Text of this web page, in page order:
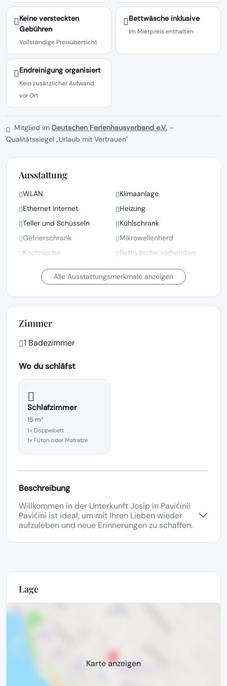
Keine versteckten
Gebühren
Vollständige Preisübersicht
Bettwäsche inklusive
Im Mietpreis enthalten
Endreinigung organisiert
Kein zusätzlicher Aufwand
vor Ort
Mitglied im Deutschen Ferienhausverband e.V. –
Qualitätssiegel „Urlaub mit Vertrauen"
Ausstattung
WLAN
Klimaanlage
Ethernet Internet
Heizung
Teller und Schüsseln
Kühlschrank
Gefrierschrank
Mikrowellenherd
Kochnische
Bettwäsche vorhanden
Bettwäsche, Handtücher
und Wäsche gemäß den
Behörden gewaschen
Fernsehen
Alle Ausstattungsmerkmale anzeigen
Zimmer
1 Badezimmer
Wo du schläfst
Schlafzimmer
15 m²
1× Doppelbett
1× Futon oder Matratze
Beschreibung
Willkommen in der Unterkunft Josip in Pavićini!
Pavićini ist ideal, um mit Ihren Lieben wieder
aufzuleben und neue Erinnerungen zu schaffen.
Lage
Karte anzeigen